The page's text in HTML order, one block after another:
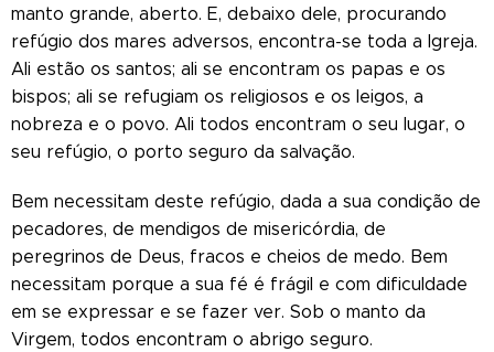
manto grande, aberto. E, debaixo dele, procurando
refúgio dos mares adversos, encontra-se toda a Igreja.
Ali estão os santos; ali se encontram os papas e os
bispos; ali se refugiam os religiosos e os leigos, a
nobreza e o povo. Ali todos encontram o seu lugar, o
seu refúgio, o porto seguro da salvação.
Bem necessitam deste refúgio, dada a sua condição de
pecadores, de mendigos de misericórdia, de
peregrinos de Deus, fracos e cheios de medo. Bem
necessitam porque a sua fé é frágil e com dificuldade
em se expressar e se fazer ver. Sob o manto da
Virgem, todos encontram o abrigo seguro.